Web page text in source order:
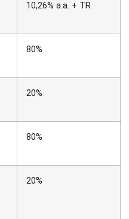
10,26% a.a. + TR
80%
20%
80%
20%